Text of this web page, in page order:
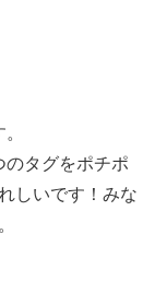
のタグをポチポ
しいです！みな